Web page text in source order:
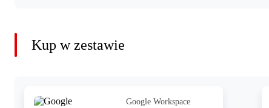
Kup w zestawie
Google Workspace